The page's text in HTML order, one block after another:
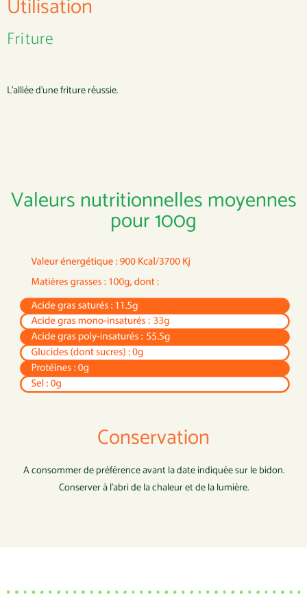
Utilisation
Friture
L’alliée d’une friture réussie.
Valeurs nutritionnelles moyennes
pour 100g
Conservation
A consommer de préférence avant la date indiquée sur le bidon.
Conserver à l’abri de la chaleur et de la lumière.